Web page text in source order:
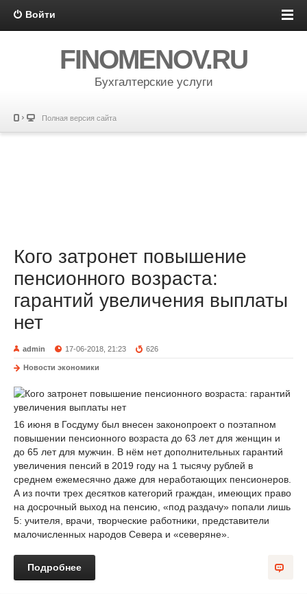
Войти
FINOMENOV.RU
Бухгалтерские услуги
Полная версия сайта
Кого затронет повышение
пенсионного возраста:
гарантий увеличения выплаты
нет
admin 17-06-2018, 21:23 626
Новости экономики
16 июня в Госдуму был внесен законопроект о поэтапном
повышении пенсионного возраста до 63 лет для женщин и
до 65 лет для мужчин. В нём нет дополнительных гарантий
увеличения пенсий в 2019 году на 1 тысячу рублей в
среднем ежемесячно даже для неработающих пенсионеров.
А из почти трех десятков категорий граждан, имеющих право
на досрочный выход на пенсию, «под раздачу» попали лишь
5: учителя, врачи, творческие работники, представители
малочисленных народов Севера и «северяне».
Подробнее